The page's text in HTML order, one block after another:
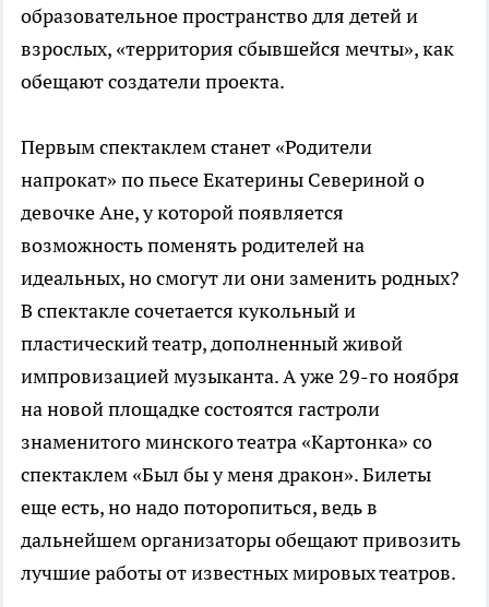
образовательное пространство для детей и
взрослых, «территория сбывшейся мечты», как
обещают создатели проекта.
Первым спектаклем станет «Родители
напрокат» по пьесе Екатерины Севериной о
девочке Ане, у которой появляется
возможность поменять родителей на
идеальных, но смогут ли они заменить родных?
В спектакле сочетается кукольный и
пластический театр, дополненный живой
импровизацией музыканта. А уже 29-го ноября
на новой площадке состоятся гастроли
знаменитого минского театра «Картонка» со
спектаклем «Был бы у меня дракон». Билеты
еще есть, но надо поторопиться, ведь в
дальнейшем организаторы обещают привозить
лучшие работы от известных мировых театров.